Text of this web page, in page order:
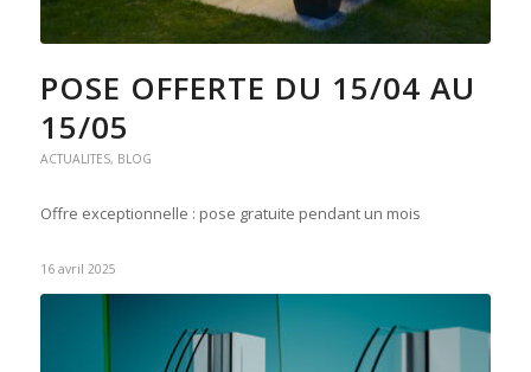
POSE OFFERTE DU 15/04 AU
15/05
ACTUALITES, BLOG
Offre exceptionnelle : pose gratuite pendant un mois
16 avril 2025